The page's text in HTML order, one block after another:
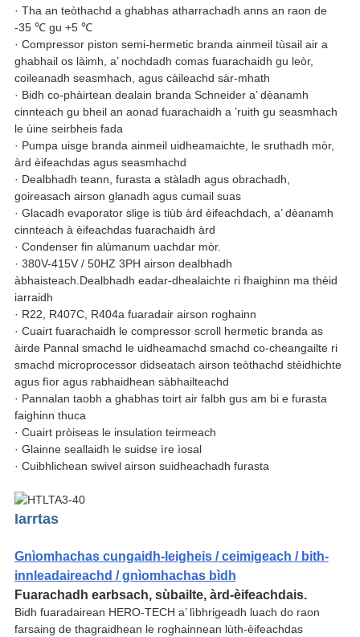
· Tha an teòthachd a ghabhas atharrachadh anns an raon de
-35 ℃ gu +5 ℃
· Compressor piston semi-hermetic branda ainmeil tùsail air a
ghabhail os làimh, a’ nochdadh comas fuarachaidh gu leòr,
coileanadh seasmhach, agus càileachd sàr-mhath
· Bidh co-phàirtean dealain branda Schneider a’ dèanamh
cinnteach gu bheil an aonad fuarachaidh a ’ruith gu seasmhach
le ùine seirbheis fada
· Pumpa uisge branda ainmeil uidheamaichte, le sruthadh mòr,
àrd èifeachdas agus seasmhachd
· Dealbhadh teann, furasta a stàladh agus obrachadh,
goireasach airson glanadh agus cumail suas
· Glacadh evaporator slige is tiùb àrd èifeachdach, a’ dèanamh
cinnteach à èifeachdas fuarachaidh àrd
· Condenser fin alùmanum uachdar mòr.
· 380V-415V / 50HZ 3PH airson dealbhadh
àbhaisteach.Dealbhadh eadar-dhealaichte ri fhaighinn ma thèid
iarraidh
· R22, R407C, R404a fuaradair airson roghainn
· Cuairt fuarachaidh le compressor scroll hermetic branda as
àirde Pannal smachd le uidheamachd smachd co-cheangailte ri
smachd microprocessor didseatach airson teòthachd stèidhichte
agus fìor agus rabhaidhean sàbhailteachd
· Pannalan taobh a ghabhas toirt air falbh gus am bi e furasta
faighinn thuca
· Cuairt pròiseas le insulation teirmeach
· Glainne seallaidh le suidse ìre ìosal
· Cuibhlichean swivel airson suidheachadh furasta
Iarrtas
Gnìomhachas cungaidh-leigheis / ceimigeach / bith-
innleadaireachd / gnìomhachas bìdh
Fuarachadh earbsach, sùbailte, àrd-èifeachdais.
Bidh fuaradairean HERO-TECH a’ lìbhrigeadh luach do raon
farsaing de thagraidhean le roghainnean lùth-èifeachdas